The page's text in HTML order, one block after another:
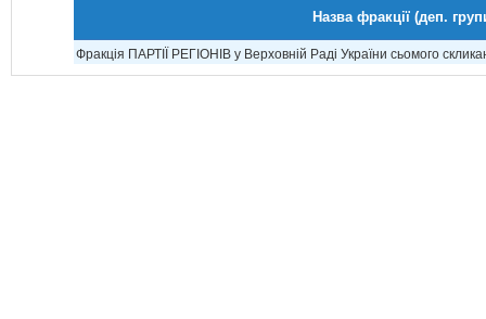
Назва фракції (деп.
Фракція ПАРТІЇ РЕГІОНІВ у Верховній Раді України сьомого